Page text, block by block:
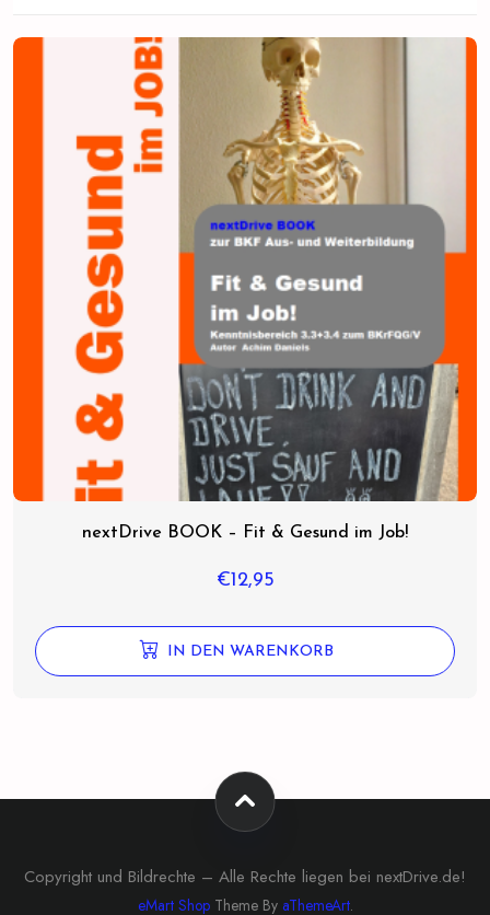
nextDrive BOOK – Fit & Gesund im Job!
€12,95
IN DEN WARENKORB
Copyright und Bildrechte – Alle Rechte liegen bei nextDrive.de!
eMart ShopTheme By aThemeArt.